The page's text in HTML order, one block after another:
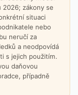
2026; zákony se
situaci
nebo
neručí za
a neodpovídá
s jejich použitím.
daňovou
případně